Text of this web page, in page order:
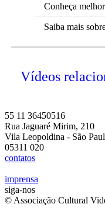
Conheça melhor
Saiba mais
Vídeos
55 11 36450516
Rua Jaguaré Mirim, 210
Vila Leopoldina - São
05311 020
contatos
imprensa
siga-nos
© Associação Cultural